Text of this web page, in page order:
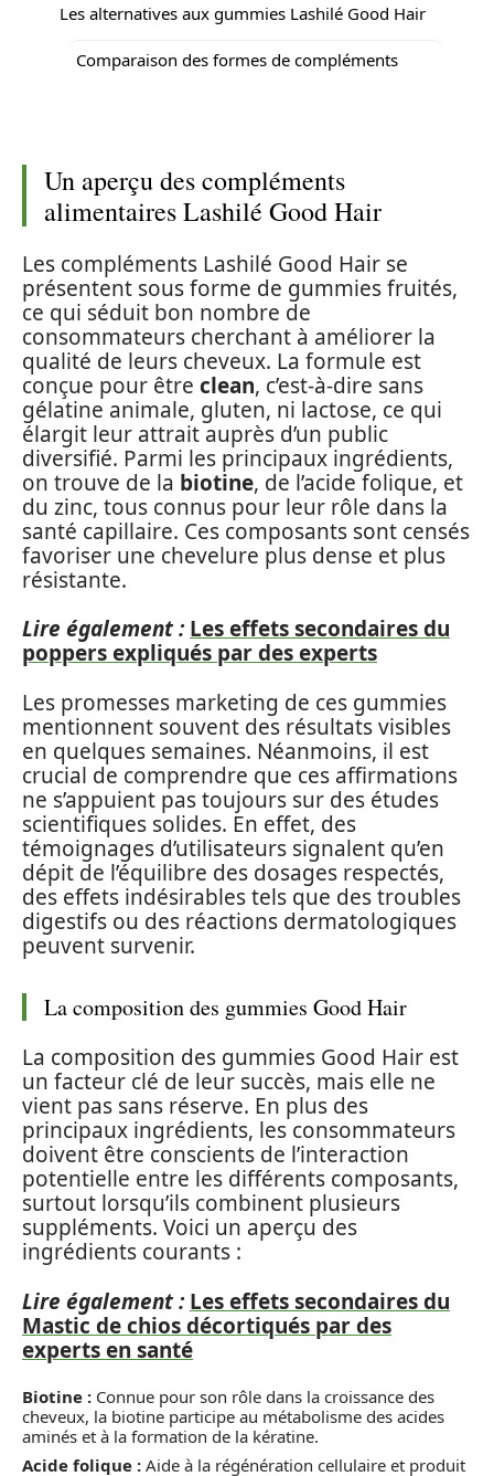
Les alternatives aux gummies Lashilé Good Hair
Comparaison des formes de compléments
Un aperçu des compléments
alimentaires Lashilé Good Hair
Les compléments Lashilé Good Hair se
présentent sous forme de gummies fruités,
ce qui séduit bon nombre de
consommateurs cherchant à améliorer la
qualité de leurs cheveux. La formule est
conçue pour être clean, c’est-à-dire sans
gélatine animale, gluten, ni lactose, ce qui
élargit leur attrait auprès d’un public
diversifié. Parmi les principaux ingrédients,
on trouve de la biotine, de l’acide folique, et
du zinc, tous connus pour leur rôle dans la
santé capillaire. Ces composants sont censés
favoriser une chevelure plus dense et plus
résistante.
Lire également : Les effets secondaires du
poppers expliqués par des experts
Les promesses marketing de ces gummies
mentionnent souvent des résultats visibles
en quelques semaines. Néanmoins, il est
crucial de comprendre que ces affirmations
ne s’appuient pas toujours sur des études
scientifiques solides. En effet, des
témoignages d’utilisateurs signalent qu’en
dépit de l’équilibre des dosages respectés,
des effets indésirables tels que des troubles
digestifs ou des réactions dermatologiques
peuvent survenir.
La composition des gummies Good Hair
La composition des gummies Good Hair est
un facteur clé de leur succès, mais elle ne
vient pas sans réserve. En plus des
principaux ingrédients, les consommateurs
doivent être conscients de l’interaction
potentielle entre les différents composants,
surtout lorsqu’ils combinent plusieurs
suppléments. Voici un aperçu des
ingrédients courants :
Lire également : Les effets secondaires du
Mastic de chios décortiqués par des
experts en santé
Biotine : Connue pour son rôle dans la croissance des
cheveux, la biotine participe au métabolisme des acides
aminés et à la formation de la kératine.
Acide folique : Aide à la régénération cellulaire et produit